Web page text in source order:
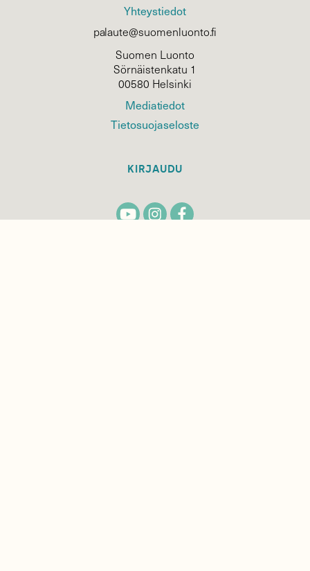
Yhteystiedot
palaute@suomenluonto.fi
Suomen Luonto
Sörnäistenkatu 1
00580 Helsinki
Mediatiedot
Tietosuojaseloste
KIRJAUDU